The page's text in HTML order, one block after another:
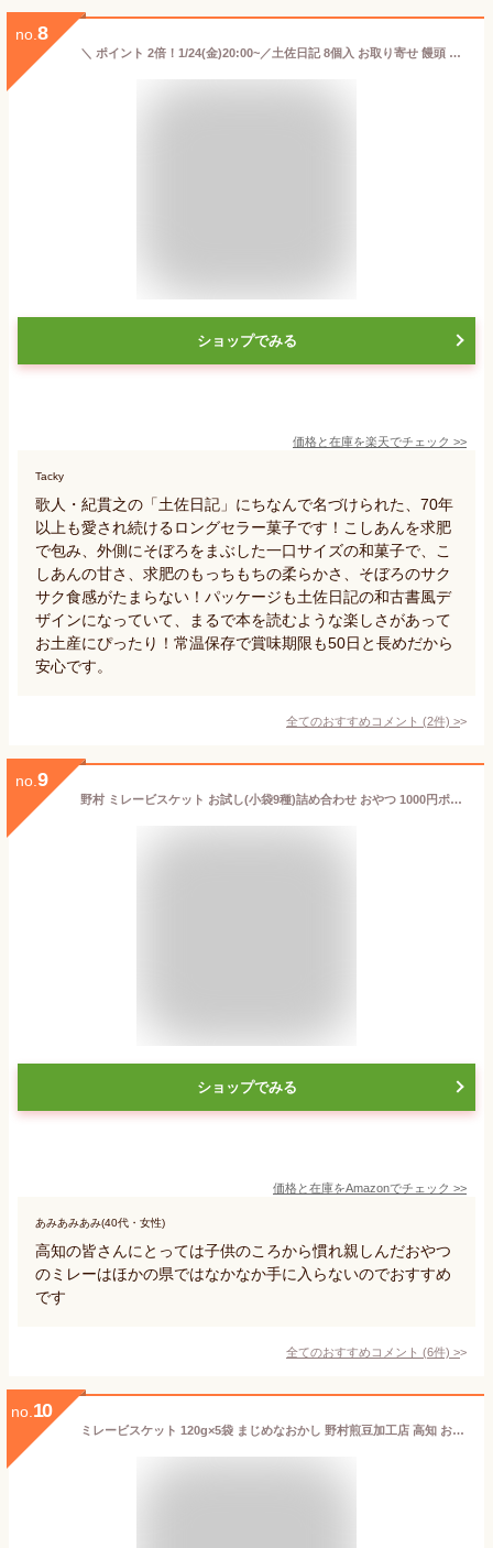
no. 8
＼ ポイント 2倍！1/24(金)20:00~／土佐日記 8個入 お取り寄せ 饅頭 まんじゅう こしあん お菓子 和菓子 茶菓子 銘菓 一口サイズ お土産 手土産 贈り物 贈答 内祝い 結婚祝い 退職祝い 還暦祝い 実用的 ギフト 人気 バレンタイン 2025 プチギフト チョコ以外 義理 チョコ
ショップでみる
価格と在庫を楽天でチェック >>
Tacky
歌人・紀貫之の「土佐日記」にちなんで名づけられた、70年
以上も愛され続けるロングセラー菓子です！こしあんを求肥
で包み、外側にそぼろをまぶした一口サイズの和菓子で、こ
しあんの甘さ、求肥のもっちもちの柔らかさ、そぼろのサク
サク食感がたまらない！パッケージも土佐日記の和古書風デ
ザインになっていて、まるで本を読むような楽しさがあって
お土産にぴったり！常温保存で賞味期限も50日と長めだから
安心です。
全てのおすすめコメント (2件) >
no. 9
野村 ミレービスケット お試し(小袋9種)詰め合わせ おやつ 1000円ポッキリ 高知名物
ショップでみる
価格と在庫をAmazonでチェック >>
あみあみあみ(40代・女性)
高知の皆さんにとっては子供のころから慣れ親しんだおやつ
のミレーはほかの県ではなかなか手に入らないのでおすすめ
です
全てのおすすめコメント (6件) >
no. 10
ミレービスケット 120g×5袋 まじめなおかし 野村煎豆加工店 高知 お菓子 クッキー ビスケット 焼菓子 洋菓子 おやつ